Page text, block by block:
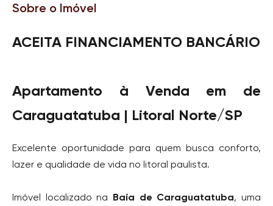
Sobre o Imóvel
ACEITA FINANCIAMENTO BANCÁRIO
Apartamento à Venda em de
Caraguatatuba | Litoral Norte/SP
Excelente oportunidade para quem busca conforto,
lazer e qualidade de vida no litoral paulista.
Imóvel localizado na Baía de Caraguatatuba, uma